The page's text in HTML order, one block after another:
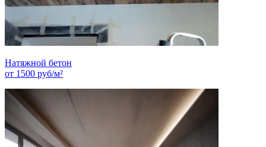
Натяжной бетон
от 1500 руб/м²